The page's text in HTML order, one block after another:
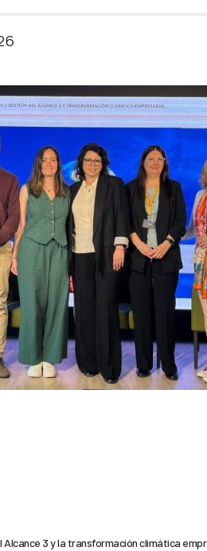
Alcance 3 y la transformación climática